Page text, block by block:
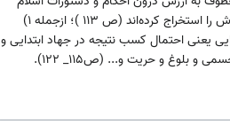
دانسته شده است. نگارندگان با بررسی فقه سیاسی در اسلام، چندین مورد درباره عقلانیت معطوف به ارزش را استخراج کرده‌اند (ص ۱۱۳ )؛ ازجمله ۱)
کردن میزان شر و ستم؛ ۲) ذکر شروط جهاد ابتدایی یعنی احتمال کسب نتیجه در جهاد ابتدایی و